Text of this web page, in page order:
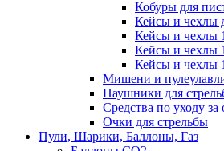
Кобуры для
Кейсы и чехлы
Кейсы и чехлы
Кейсы и чехлы
Кейсы и чехлы
Мишени и
Наушники для
Средства по уходу
Очки для стрельбы
Пули, Шарики, Баллоны, Газ